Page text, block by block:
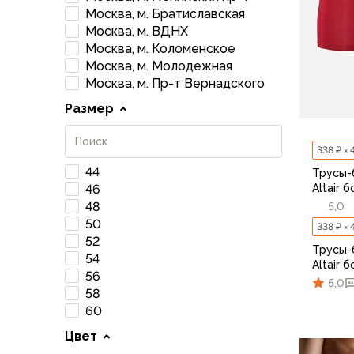
Брюки софтшелл и ветрозащита
Флисовые брюки
Беговые и спортивные
Шорты
Брюки с синтетическим утеплителем
Термобелье
Термофутболки
Термокальсоны
Термотрусы
Комбинезоны, изотермики
Футболки, лонгсливы
Рубашки
Толстовки, худи
Нижнее белье
Спелеокомбинезоны
Женская одежда
Куртки
Мембранные куртки
Москва, м. Братиславская
Москва, м. ВДНХ
Москва, м. Коломенское
Москва, м. Молодежная
Москва, м. Пр-т Вернадского
Размер
44
46
48
50
52
54
56
58
60
Цвет
338 ₽ ×
Трусы-
Altair
5,0
338 ₽ ×
Трусы-
Altair
5,0